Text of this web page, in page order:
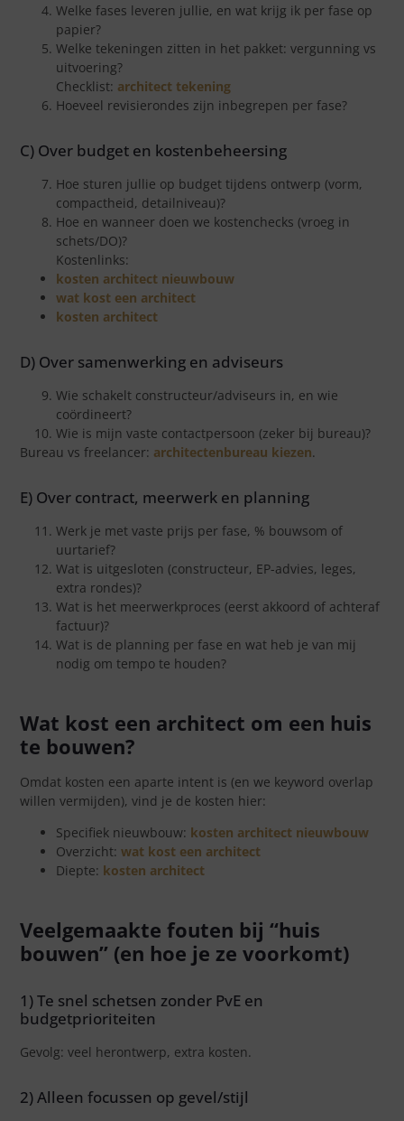
Welke fases leveren jullie, en wat krijg ik per fase op
papier?
Welke tekeningen zitten in het pakket: vergunning vs
uitvoering?
Checklist: architect tekening
Hoeveel revisierondes zijn inbegrepen per fase?
C) Over budget en kostenbeheersing
Hoe sturen jullie op budget tijdens ontwerp (vorm,
compactheid, detailniveau)?
Hoe en wanneer doen we kostenchecks (vroeg in
schets/DO)?
Kostenlinks:
kosten architect nieuwbouw
wat kost een architect
kosten architect
D) Over samenwerking en adviseurs
Wie schakelt constructeur/adviseurs in, en wie
coördineert?
Wie is mijn vaste contactpersoon (zeker bij bureau)?
Bureau vs freelancer: architectenbureau kiezen.
E) Over contract, meerwerk en planning
Werk je met vaste prijs per fase, % bouwsom of
uurtarief?
Wat is uitgesloten (constructeur, EP-advies, leges,
extra rondes)?
Wat is het meerwerkproces (eerst akkoord of achteraf
factuur)?
Wat is de planning per fase en wat heb je van mij
nodig om tempo te houden?
Wat kost een architect om een huis
te bouwen?
Omdat kosten een aparte intent is (en we keyword overlap
willen vermijden), vind je de kosten hier:
Specifiek nieuwbouw: kosten architect nieuwbouw
Overzicht:wat kost een architect
Diepte: kosten architect
Veelgemaakte fouten bij “huis
bouwen” (en hoe je ze voorkomt)
1) Te snel schetsen zonder PvE en
budgetprioriteiten
Gevolg: veel herontwerp, extra kosten.
2) Alleen focussen op gevel/stijl